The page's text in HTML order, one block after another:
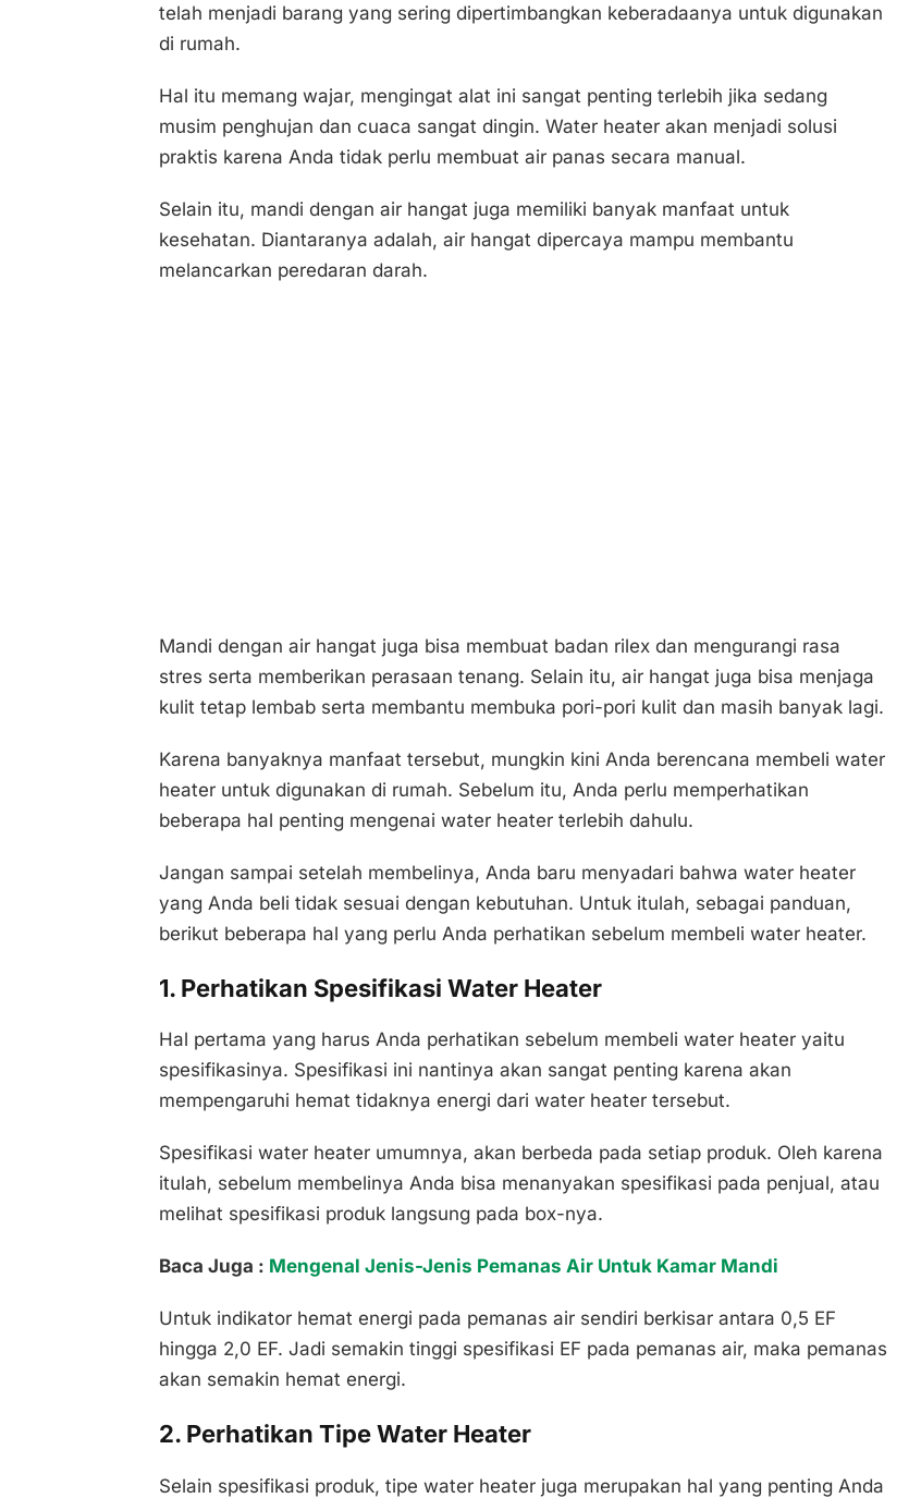
telah menjadi barang yang sering dipertimbangkan keberadaanya untuk digunakan
di rumah.
Hal itu memang wajar, mengingat alat ini sangat penting terlebih jika sedang
musim penghujan dan cuaca sangat dingin. Water heater akan menjadi solusi
praktis karena Anda tidak perlu membuat air panas secara manual.
Selain itu, mandi dengan air hangat juga memiliki banyak manfaat untuk
kesehatan. Diantaranya adalah, air hangat dipercaya mampu membantu
melancarkan peredaran darah.
Mandi dengan air hangat juga bisa membuat badan rilex dan mengurangi rasa
stres serta memberikan perasaan tenang. Selain itu, air hangat juga bisa menjaga
kulit tetap lembab serta membantu membuka pori-pori kulit dan masih banyak lagi.
Karena banyaknya manfaat tersebut, mungkin kini Anda berencana membeli water
heater untuk digunakan di rumah. Sebelum itu, Anda perlu memperhatikan
beberapa hal penting mengenai water heater terlebih dahulu.
Jangan sampai setelah membelinya, Anda baru menyadari bahwa water heater
yang Anda beli tidak sesuai dengan kebutuhan. Untuk itulah, sebagai panduan,
berikut beberapa hal yang perlu Anda perhatikan sebelum membeli water heater.
1. Perhatikan Spesifikasi Water Heater
Hal pertama yang harus Anda perhatikan sebelum membeli water heater yaitu
spesifikasinya. Spesifikasi ini nantinya akan sangat penting karena akan
mempengaruhi hemat tidaknya energi dari water heater tersebut.
Spesifikasi water heater umumnya, akan berbeda pada setiap produk. Oleh karena
itulah, sebelum membelinya Anda bisa menanyakan spesifikasi pada penjual, atau
melihat spesifikasi produk langsung pada box-nya.
Baca Juga : Mengenal Jenis-Jenis Pemanas Air Untuk Kamar Mandi
Untuk indikator hemat energi pada pemanas air sendiri berkisar antara 0,5 EF
hingga 2,0 EF. Jadi semakin tinggi spesifikasi EF pada pemanas air, maka pemanas
akan semakin hemat energi.
2. Perhatikan Tipe Water Heater
Selain spesifikasi produk, tipe water heater juga merupakan hal yang penting Anda